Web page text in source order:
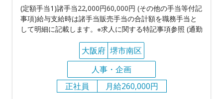
(定額手当1)諸手当22,000円60,000円 (その他の手当等付記
事項)給与支給時は諸手当販売手当の合計額を職務手当と
して明細に記載します。※求人に関する特記事項参照 (通勤
大阪府 堺市南区
人事・企画
正社員
月給260,000円